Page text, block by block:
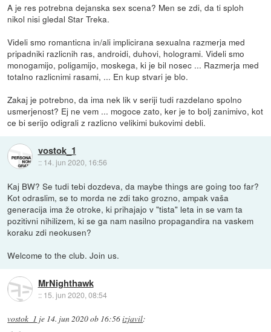
A je res potrebna dejanska sex scena? Men se zdi, da ti sploh
nikol nisi gledal Star Treka.
Videli smo romanticna in/ali implicirana sexualna razmerja med
pripadniki razlicnih ras, androidi, duhovi, hologrami. Videli smo
monogamijo, poligamijo, moskega, ki je bil nosec ... Razmerja med
totalno razlicnimi rasami, ... En kup stvari je blo.
Zakaj je potrebno, da ima nek lik v seriji tudi razdelano spolno
usmerjenost? Ej ne vem ... mogoce zato, ker je to bolj zanimivo, kot
ce bi serijo odigrali z razlicno velikimi bukovimi debli.
vostok_1
:: 14. jun 2020, 16:56
Kaj BW? Se tudi tebi dozdeva, da maybe things are going too far?
Kot odraslim, se to morda ne zdi tako grozno, ampak vaša
generacija ima že otroke, ki prihajajo v "tista" leta in se vam ta
pozitivni nihilizem, ki se ga nam nasilno propagandira na vaskem
koraku zdi neokusen?
Welcome to the club. Join us.
MrNighthawk
:: 15. jun 2020, 08:54
vostok_1 je 14. jun 2020 ob 16:56izjavil: